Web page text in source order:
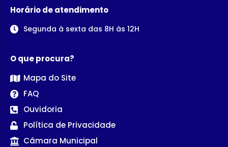
Horário de atendimento
Segunda à sexta das 8H às 12H
O que procura?
Mapa do Site
FAQ
Ouvidoria
Política de Privacidade
Câmara Municipal